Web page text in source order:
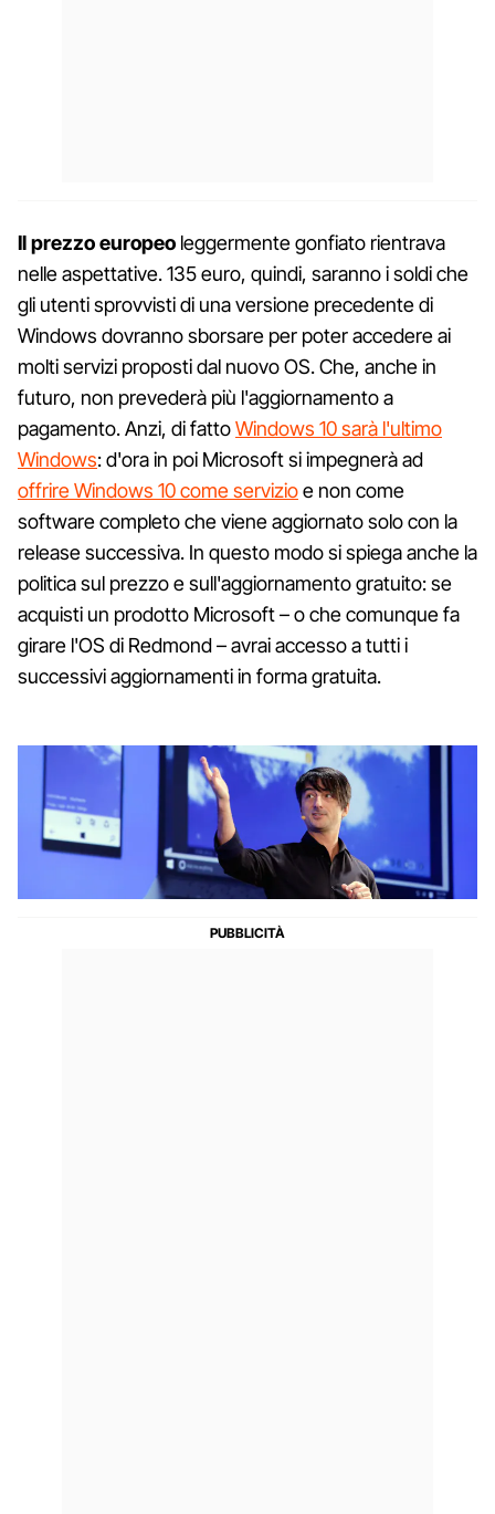
Il prezzo europeo leggermente gonfiato rientrava
nelle aspettative. 135 euro, quindi, saranno i soldi che
gli utenti sprovvisti di una versione precedente di
Windows dovranno sborsare per poter accedere ai
molti servizi proposti dal nuovo OS. Che, anche in
futuro, non prevederà più l'aggiornamento a
pagamento. Anzi, di fattoWindows 10 sarà l'ultimo
Windows: d'ora in poi Microsoft si impegnerà ad
offrire Windows 10 come servizioe non come
software completo che viene aggiornato solo con la
release successiva. In questo modo si spiega anche la
politica sul prezzo e sull'aggiornamento gratuito: se
acquisti un prodotto Microsoft – o che comunque fa
girare l'OS di Redmond – avrai accesso a tutti i
successivi aggiornamenti in forma gratuita.